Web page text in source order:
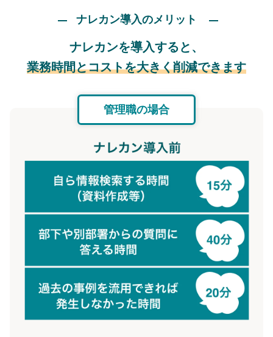
ナレカン導入のメリット
ナレカンを導入すると、
業務時間とコストを大きく削減できます
管理職の場合